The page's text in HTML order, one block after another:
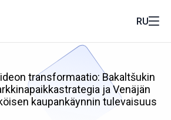
RU
transformaatio: Bakaltšukin
ja Venäjän
kaupankäynnin tulevaisuus